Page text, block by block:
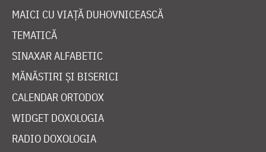
MAICI CU VIAȚĂ DUHOVNICEASCĂ
TEMATICĂ
SINAXAR ALFABETIC
MĂNĂSTIRI ȘI BISERICI
CALENDAR ORTODOX
WIDGET DOXOLOGIA
RADIO DOXOLOGIA